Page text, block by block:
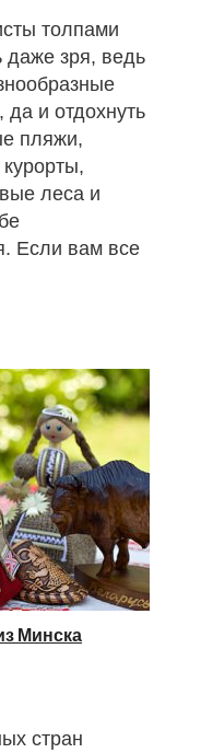
толпами
даже зря, ведь
да и отдохнуть
пляжи,
леса и
Если вам все
Минска
стран